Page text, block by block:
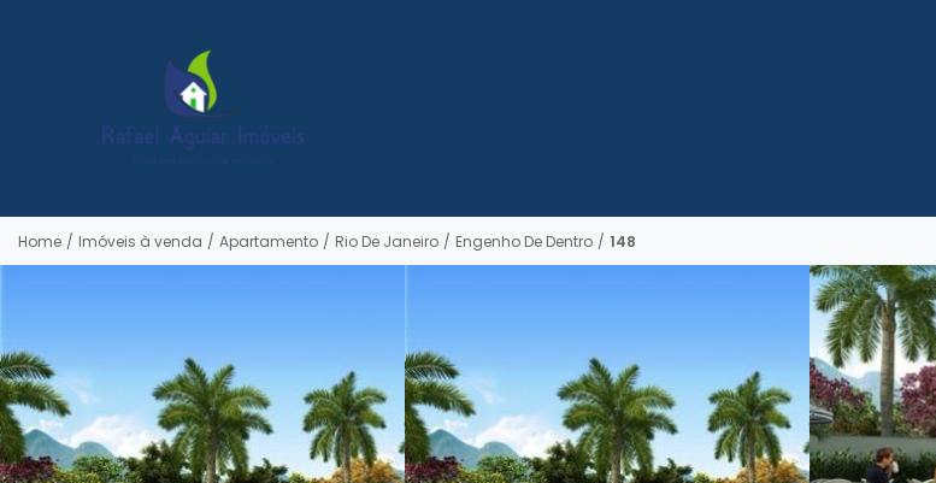
Home / Imóveis à venda / Apartamento / Rio De Janeiro / Engenho De Dentro / 148